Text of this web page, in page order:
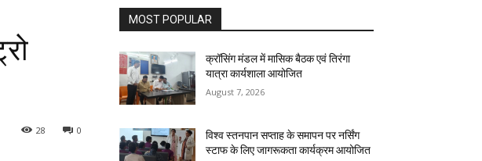
0
28
MOST POPULAR
क्रॉसिंग मंडल में मासिक बैठक एवं तिरंगा
यात्रा कार्यशाला आयोजित
August 7, 2026
विश्व स्तनपान सप्ताह के समापन पर नर्सिंग
स्टाफ के लिए जागरूकता कार्यक्रम आयोजित